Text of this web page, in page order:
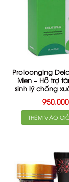
Proloonging
Men – Hỗ trợ
sinh lý chống
950.000
THÊM VÀO